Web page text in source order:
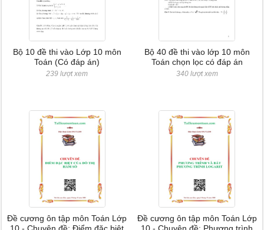
Bộ 10 đề thi vào Lớp 10 môn
Toán (Có đáp án)
239 lượt xem
Bộ 40 đề thi vào lớp 10 môn
Toán chọn lọc có đáp án
340 lượt xem
Đề cương ôn tập môn Toán Lớp
Đề cương ôn tập môn Toán Lớp